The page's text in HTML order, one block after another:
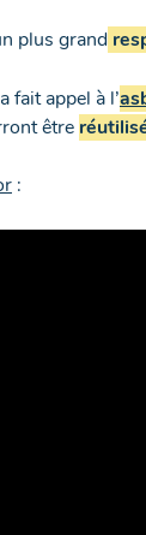
plus grand
fait appel à l’
être
: